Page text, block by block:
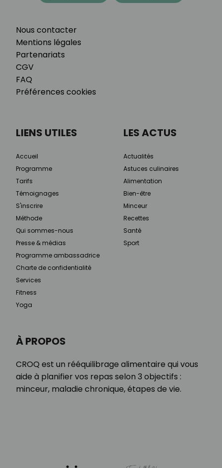
Nous contacter
Mentions légales
Partenariats
CGV
FAQ
Préférences cookies
À PROPOS
CROQ est un rééquilibrage alimentaire qui vous
aide à planifier vos repas selon 3 objectifs :
minceur, maladie chronique, étapes de vie.
LIENS UTILES
Accueil
Programme
Tarifs
Témoignages
S'inscrire
Méthode
Qui sommes-nous
Presse & médias
Programme ambassadrice
Charte de confidentialité
Services
Fitness
Yoga
LES ACTUS
Actualités
Astuces culinaires
Alimentation
Bien-être
Minceur
Recettes
Santé
Sport